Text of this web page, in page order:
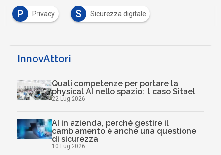
P
Privacy S Sicurezza digitale
InnovAttori
Quali competenze per portare la
physical AI nello spazio: il caso Sitael
22 Lug 2026
AI in azienda, perché gestire il
cambiamento è anche una questione
di sicurezza
10 Lug 2026